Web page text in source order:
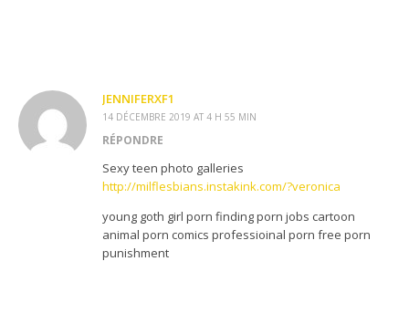
JENNIFERXF1
14 DÉCEMBRE 2019 AT 4 H 55 MIN
RÉPONDRE
Sexy teen photo galleries
http://milflesbians.instakink.com/?veronica
young goth girl porn finding porn jobs cartoon
animal porn comics professioinal porn free porn
punishment